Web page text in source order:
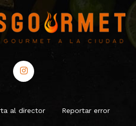
al director Reportar error